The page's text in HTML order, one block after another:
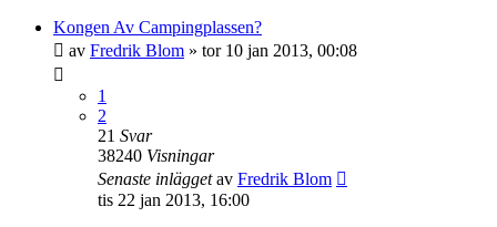
Kongen Av Campingplassen?
av Fredrik Blom » tor 10 jan 2013, 00:08
1
2
21 Svar
38240 Visningar
Senaste inläggetav Fredrik Blom
tis 22 jan 2013, 16:00